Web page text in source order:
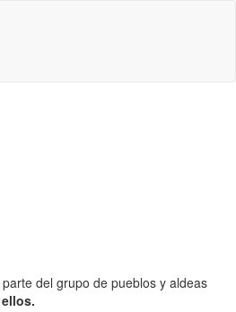
del grupo de pueblos y aldeas